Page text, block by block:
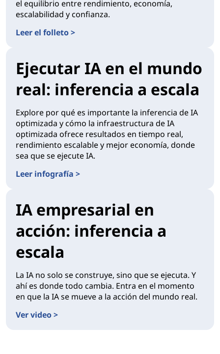
el equilibrio entre rendimiento, economía,
escalabilidad y confianza.
Leer el folleto >
Ejecutar IA en el mundo
real: inferencia a escala
Explore por qué es importante la inferencia de IA
optimizada y cómo la infraestructura de IA
optimizada ofrece resultados en tiempo real,
rendimiento escalable y mejor economía, donde
sea que se ejecute IA.
Leer infografía >
IA empresarial en
acción: inferencia a
escala
La IA no solo se construye, sino que se ejecuta. Y
ahí es donde todo cambia. Entra en el momento
en que la IA se mueve a la acción del mundo real.
Ver video >